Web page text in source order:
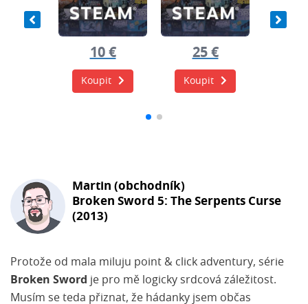
10 €
Koupit
25 €
Koupit
Martin (obchodník)
Broken Sword 5: The Serpents Curse
(2013)
Protože od mala miluju point & click adventury, série
Broken Sword je pro mě logicky srdcová záležitost.
Musím se teda přiznat, že hádanky jsem občas